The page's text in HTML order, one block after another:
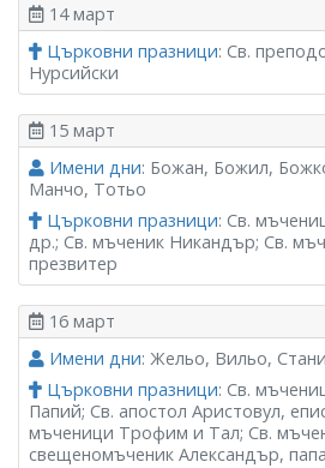
14 март
Църковни празници: Св.
Нурсийски
15 март
Имени дни: Божан, Божил,
Манчо, Тотьо
Църковни празници: Св.
др.; Св. мъченик Никандър; Св.
презвитер
16 март
Имени дни: Жельо, Вильо,
Църковни празници: Св.
Папий; Св. апостол Аристовул,
мъченици Трофим и Тал; Св.
свещеномъченик Александър,